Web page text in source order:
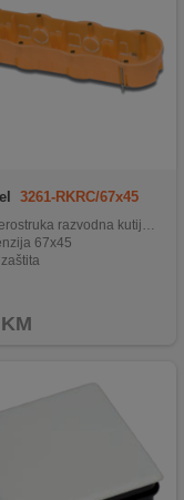
3261-RKRC/67x45
razvodna kutija rigipsa
67x45
zaštita
KM